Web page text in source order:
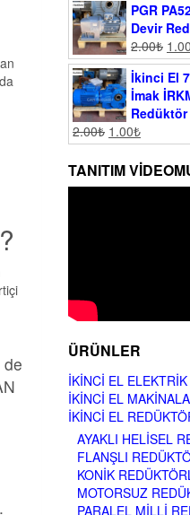
PGR
Devir
2.00₺ 1.00
İkinci El
İmak
Redüktör
2.00₺ 1.00₺
TANITIM
ÜRÜNLER
İKINCI EL
İKINCI EL
İKINCI EL
AYAKLI HELISEL
FLANŞLI
KONIK
MOTORSUZ
PARALEL MILLI